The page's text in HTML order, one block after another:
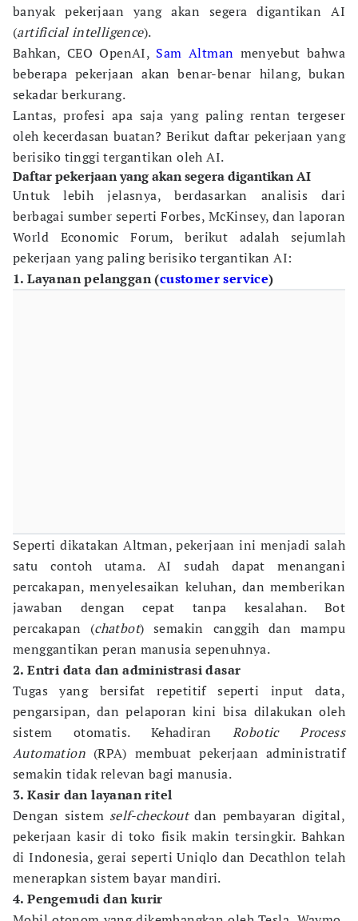
banyak pekerjaan yang akan segera digantikan AI
(artificial intelligence).
Bahkan, CEO OpenAI, Sam Altman menyebut bahwa
beberapa pekerjaan akan benar-benar hilang, bukan
sekadar berkurang.
Lantas, profesi apa saja yang paling rentan tergeser
oleh kecerdasan buatan? Berikut daftar pekerjaan yang
berisiko tinggi tergantikan oleh AI.
Daftar pekerjaan yang akan segera digantikan AI
Untuk lebih jelasnya, berdasarkan analisis dari
berbagai sumber seperti Forbes, McKinsey, dan laporan
World Economic Forum, berikut adalah sejumlah
pekerjaan yang paling berisiko tergantikan AI:
1. Layanan pelanggan (customer service)
Seperti dikatakan Altman, pekerjaan ini menjadi salah
satu contoh utama. AI sudah dapat menangani
percakapan, menyelesaikan keluhan, dan memberikan
jawaban dengan cepat tanpa kesalahan. Bot
percakapan (chatbot) semakin canggih dan mampu
menggantikan peran manusia sepenuhnya.
2. Entri data dan administrasi dasar
Tugas yang bersifat repetitif seperti input data,
pengarsipan, dan pelaporan kini bisa dilakukan oleh
sistem otomatis. Kehadiran Robotic Process
Automation (RPA) membuat pekerjaan administratif
semakin tidak relevan bagi manusia.
3. Kasir dan layanan ritel
Dengan sistem self-checkoutdan pembayaran digital,
pekerjaan kasir di toko fisik makin tersingkir. Bahkan
di Indonesia, gerai seperti Uniqlo dan Decathlon telah
menerapkan sistem bayar mandiri.
4. Pengemudi dan kurir